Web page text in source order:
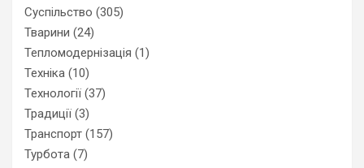
Суспільство (305)
Тварини (24)
Тепломодернізація (1)
Техніка (10)
Технології (37)
Традиції (3)
Транспорт (157)
Турбота (7)